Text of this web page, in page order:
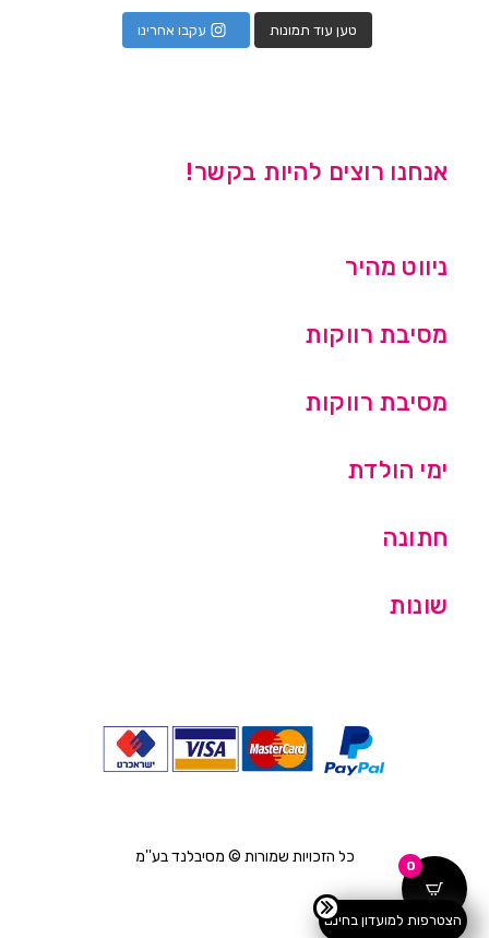
טען עוד תמונות עקבו אחרינו
אנחנו רוצים להיות בקשר!
ניווט מהיר
מסיבת רווקות
מסיבת רווקות
ימי הולדת
חתונה
שונות
כל הזכויות שמורות © מסיבלנד בע''מ 0
הצטרפות למועדון בחינם